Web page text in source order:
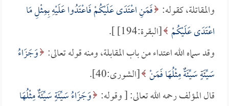
والمقاتلة، كقوله: فَمَنِ اعْتَدَى عَلَيْكُمْ فَاعْتَدُوا عَلَيْهِ بِمِثْلِ مَا
اعْتَدَى عَلَيْكُمْ [البقرة:194] ].
وقد سماه الله اعتداء من باب المقابلة، ومنه قوله تعالى: وَجَزَاءُ
سَيِّئَةٍ سَيِّئَةٌ مِثْلُهَا فَمَنْ [الشورى:40].
قال المؤلف رحمه الله تعالى: [ وقوله: وَجَزَاءُ سَيِّئَةٍ سَيِّئَةٌ مِثْلُهَا